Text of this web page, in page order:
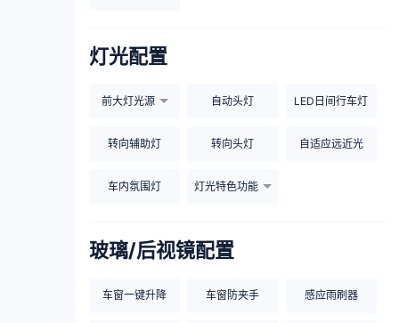
灯光配置
前大灯光源 自动头灯 LED日间行车灯
转向辅助灯 转向头灯 自适应远近光
车内氛围灯 灯光特色功能
玻璃/后视镜配置
车窗一键升降 车窗防夹手 感应雨刷器